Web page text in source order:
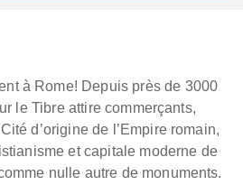
à Rome! Depuis près de 3000
le Tibre attire commerçants,
d’origine de l’Empire romain,
et capitale moderne de
nulle autre de monuments.